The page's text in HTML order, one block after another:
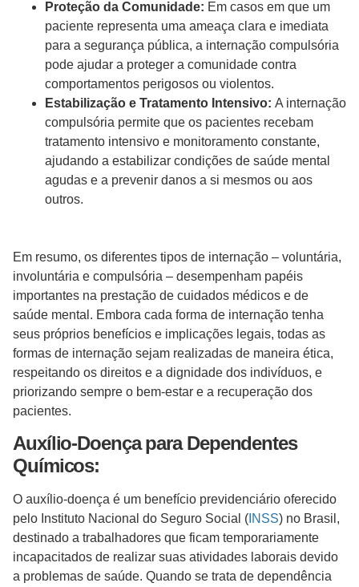
Proteção da Comunidade: Em casos em que um
paciente representa uma ameaça clara e imediata
para a segurança pública, a internação compulsória
pode ajudar a proteger a comunidade contra
comportamentos perigosos ou violentos.
Estabilização e Tratamento Intensivo: A internação
compulsória permite que os pacientes recebam
tratamento intensivo e monitoramento constante,
ajudando a estabilizar condições de saúde mental
agudas e a prevenir danos a si mesmos ou aos
outros.
Em resumo, os diferentes tipos de internação – voluntária,
involuntária e compulsória – desempenham papéis
importantes na prestação de cuidados médicos e de
saúde mental. Embora cada forma de internação tenha
seus próprios benefícios e implicações legais, todas as
formas de internação sejam realizadas de maneira ética,
respeitando os direitos e a dignidade dos indivíduos, e
priorizando sempre o bem-estar e a recuperação dos
pacientes.
Auxílio-Doença para Dependentes
Químicos:
O auxílio-doença é um benefício previdenciário oferecido
pelo Instituto Nacional do Seguro Social ( INSS) no Brasil,
destinado a trabalhadores que ficam temporariamente
incapacitados de realizar suas atividades laborais devido
a problemas de saúde. Quando se trata de dependência